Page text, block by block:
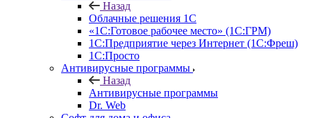
Назад
Облачные решения 1С
«1C:Готовое рабочее место» (1С:ГРМ)
1С:Предприятие через Интернет (1С:Фреш)
1С:Просто
Антивирусные программы
Назад
Антивирусные программы
Dr. Web